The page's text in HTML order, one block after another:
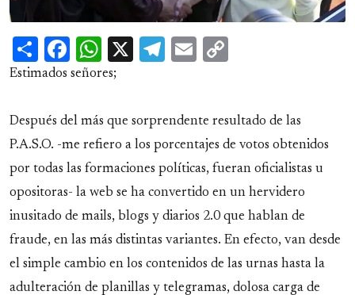
ShareFacebook
WhatsApp
X Telegram
Email
Estimados señores;
Después del más que sorprendente resultado de las
P.A.S.O. -me refiero a los porcentajes de votos obtenidos
por todas las formaciones políticas, fueran oficialistas u
opositoras- la web se ha convertido en un hervidero
inusitado de mails, blogs y diarios 2.0 que hablan de
fraude, en las más distintas variantes. En efecto, van desde
el simple cambio en los contenidos de las urnas hasta la
adulteración de planillas y telegramas, dolosa carga de